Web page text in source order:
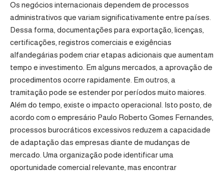
Os negócios internacionais dependem de processos
administrativos que variam significativamente entre países.
Dessa forma, documentações para exportação, licenças,
certificações, registros comerciais e exigências
alfandegárias podem criar etapas adicionais que aumentam
tempo e investimento. Em alguns mercados, a aprovação de
procedimentos ocorre rapidamente. Em outros, a
tramitação pode se estender por períodos muito maiores.
Além do tempo, existe o impacto operacional. Isto posto, de
acordo com o empresário Paulo Roberto Gomes Fernandes,
processos burocráticos excessivos reduzem a capacidade
de adaptação das empresas diante de mudanças de
mercado. Uma organização pode identificar uma
oportunidade comercial relevante, mas encontrar